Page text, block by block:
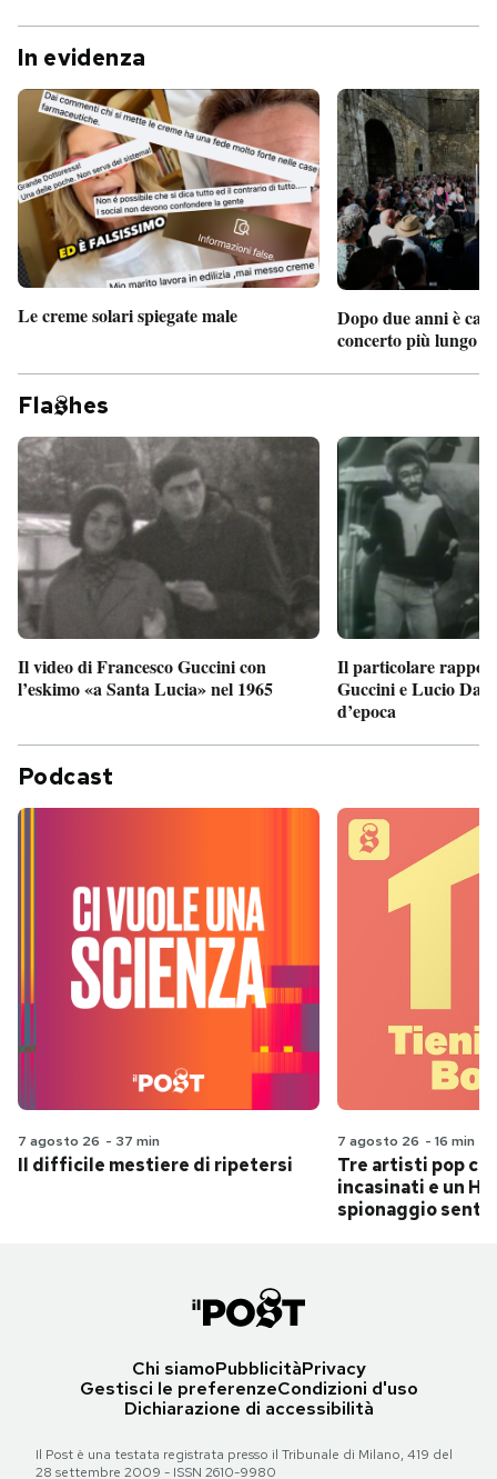
In evidenza
Le creme solari spiegate male
Dopo due anni è
concerto più lungo
Fla hes
Il video di Francesco Guccini con
l’eskimo «a Santa Lucia» nel 1965
Il particolare
Guccini e Lucio
d’epoca
Podcast
7 agosto 26 - 37 min
Il difficile mestiere di ripetersi
7 agosto 26 - 16 min
Tre artisti pop
incasinati e un
spionaggio
Chi siamoPubblicitàPrivacy
Gestisci le preferenzeCondizioni d'uso
Dichiarazione di accessibilità
Il Post è una testata registrata presso il Tribunale di Milano, 419 del
28 settembre 2009 - ISSN 2610-9980